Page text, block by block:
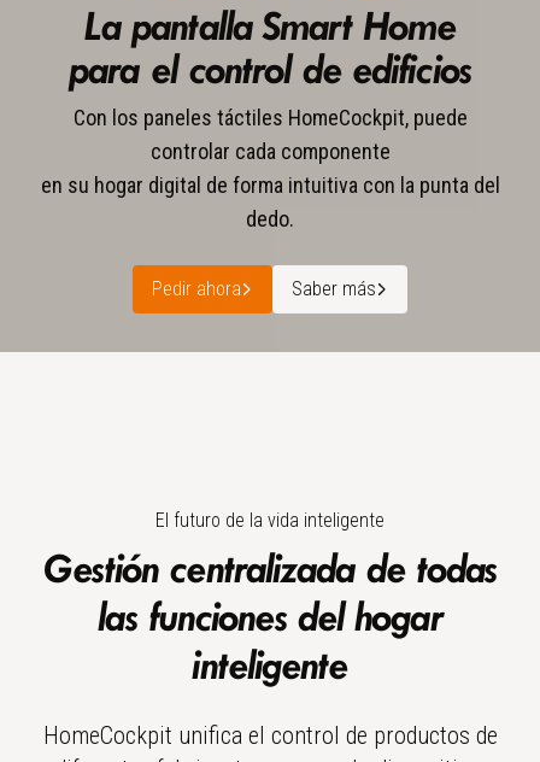
La pantalla Smart Home
para el control de edificios
Con los paneles táctiles HomeCockpit, puede
controlar cada componente
en su hogar digital de forma intuitiva con la punta del
dedo.
Pedir ahora Saber más
El futuro de la vida inteligente
Gestión centralizada de todas
las funciones del hogar
inteligente
HomeCockpit unifica el control de productos de